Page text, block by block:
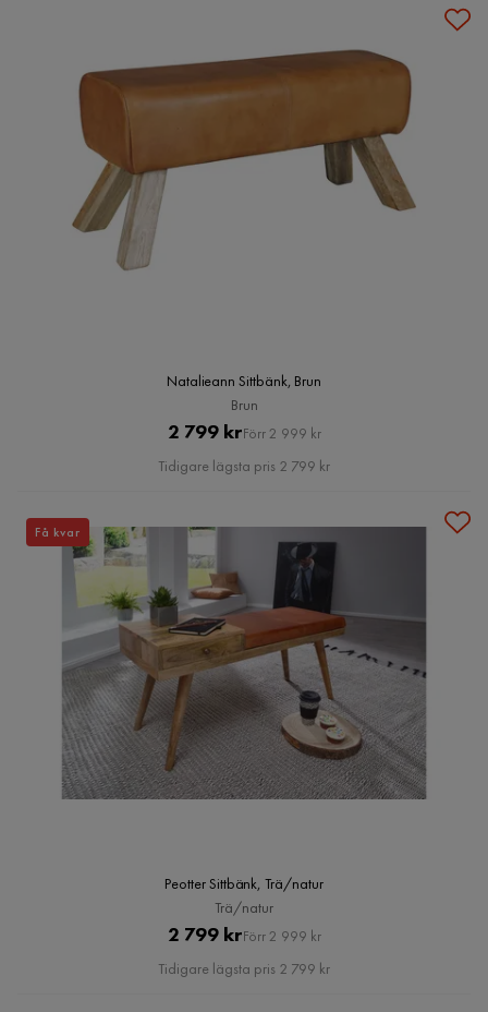
Natalieann Sittbänk, Brun
Brun
Pris
2 799 krOriginal
Pris
Förr 2 999 kr
Tidigare lägsta pris 2 799 kr
Peotter Sittbänk, Trä/natur
Trä/natur
Pris
2 799 krOriginal
Pris
Förr 2 999 kr
Tidigare lägsta pris 2 799 kr
Få kvar